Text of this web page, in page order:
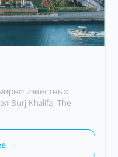
известных
Burj Khalifa, The